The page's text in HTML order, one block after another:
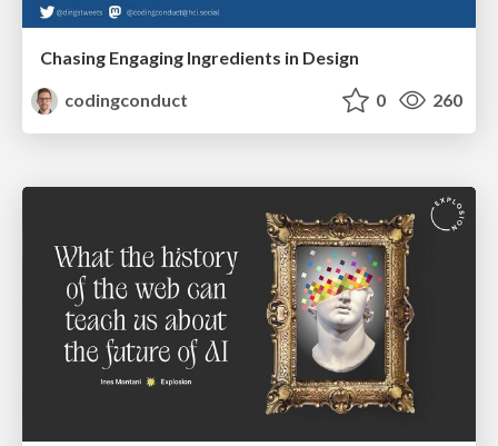
Chasing Engaging Ingredients in Design
codingconduct
0 260